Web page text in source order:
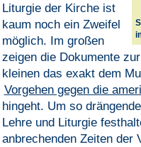
Liturgie der Kirche ist
kaum noch ein Zweifel
möglich. Im großen
zeigen die Dokumente
kleinen das exakt dem
Vorgehen gegen die
hingeht. Um so
Lehre und Liturgie
anbrechenden Zeiten der